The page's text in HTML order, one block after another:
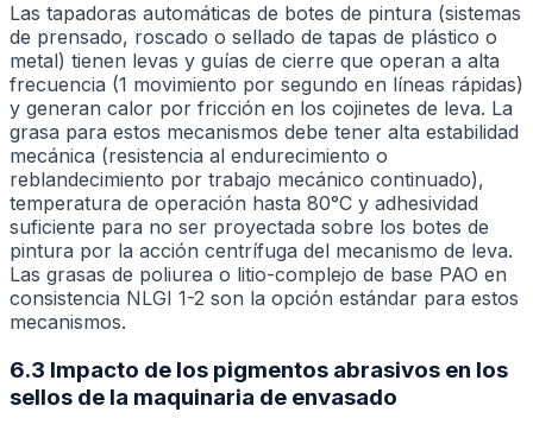
Las tapadoras automáticas de botes de pintura (sistemas
de prensado, roscado o sellado de tapas de plástico o
metal) tienen levas y guías de cierre que operan a alta
frecuencia (1 movimiento por segundo en líneas rápidas)
y generan calor por fricción en los cojinetes de leva. La
grasa para estos mecanismos debe tener alta estabilidad
mecánica (resistencia al endurecimiento o
reblandecimiento por trabajo mecánico continuado),
temperatura de operación hasta 80°C y adhesividad
suficiente para no ser proyectada sobre los botes de
pintura por la acción centrífuga del mecanismo de leva.
Las grasas de poliurea o litio-complejo de base PAO en
consistencia NLGI 1-2 son la opción estándar para estos
mecanismos.
6.3 Impacto de los pigmentos abrasivos en los
sellos de la maquinaria de envasado